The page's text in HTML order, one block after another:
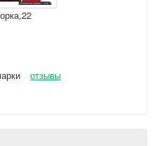
отзывы